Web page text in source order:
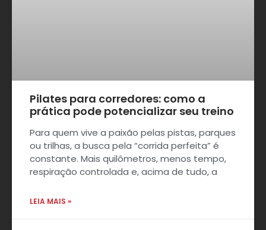
Pilates para corredores: como a
prática pode potencializar seu treino
Para quem vive a paixão pelas pistas, parques
ou trilhas, a busca pela “corrida perfeita” é
constante. Mais quilômetros, menos tempo,
respiração controlada e, acima de tudo, a
LEIA MAIS »